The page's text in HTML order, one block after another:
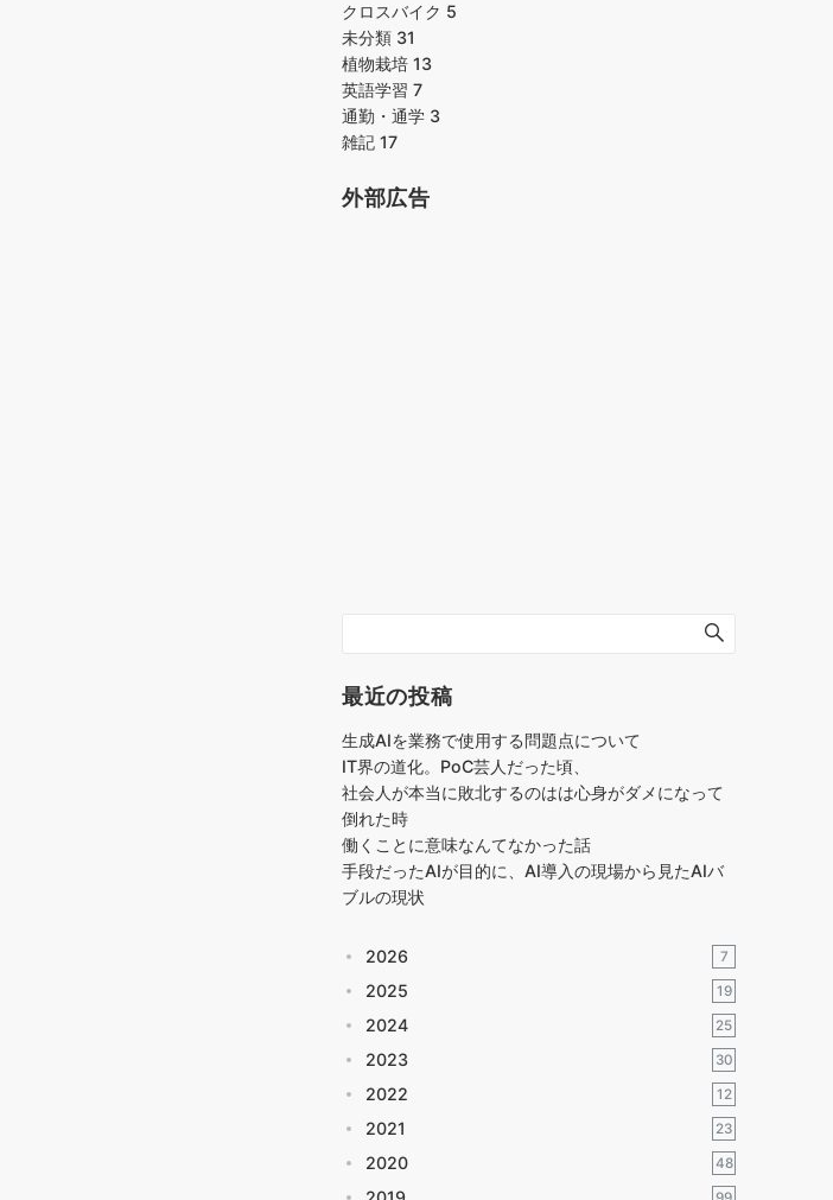
クロスバイク 5
未分類 31
植物栽培 13
英語学習 7
通勤・通学 3
雑記 17
外部広告
最近の投稿
生成AIを業務で使用する問題点について
IT界の道化。PoC芸人だった頃、
社会人が本当に敗北するのはは心身がダメになって
倒れた時
働くことに意味なんてなかった話
手段だったAIが目的に、AI導入の現場から見たAIバ
ブルの現状
2026 7
2025 19
2024 25
2023 30
2022 12
2021 23
2020 48